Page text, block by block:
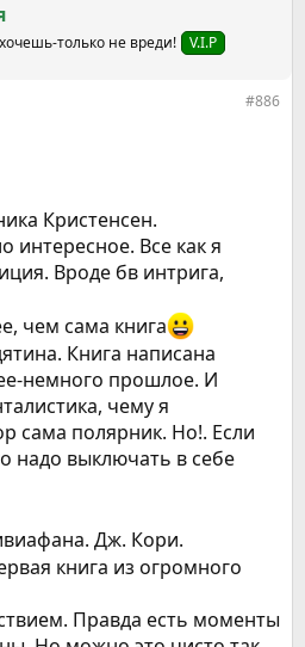
только не вреди! V.I.P
#886
Кристенсен.
интересное. Все как я
Вроде бв интрига,
чем сама книга
Книга написана
немного прошлое. И
чему я
сама полярник. Но!. Если
надо выключать в себе
Дж. Кори.
книга из огромного
Правда есть моменты